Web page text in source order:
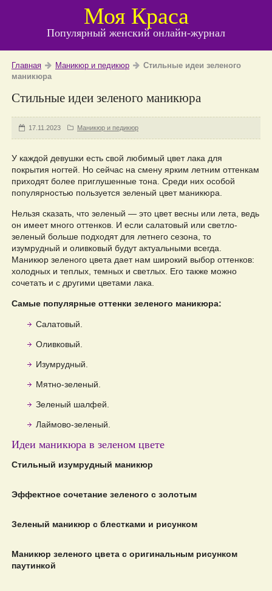
Моя Краса
Популярный женский онлайн-журнал
Главная Маникюр и педикюр
Стильные идеи зеленого
маникюра
Стильные идеи зеленого маникюра
17.11.2023 Маникюр и педикюр
У каждой девушки есть свой любимый цвет лака для
покрытия ногтей. Но сейчас на смену ярким летним оттенкам
приходят более приглушенные тона. Среди них особой
популярностью пользуется зеленый цвет маникюра.
Нельзя сказать, что зеленый — это цвет весны или лета, ведь
он имеет много оттенков. И если салатовый или светло-
зеленый больше подходят для летнего сезона, то
изумрудный и оливковый будут актуальными всегда.
Маникюр зеленого цвета дает нам широкий выбор оттенков:
холодных и теплых, темных и светлых. Его также можно
сочетать и с другими цветами лака.
Самые популярные оттенки зеленого маникюра:
Салатовый.
Оливковый.
Изумрудный.
Мятно-зеленый.
Зеленый шалфей.
Лаймово-зеленый.
Идеи маникюра в зеленом цвете
Стильный изумрудный маникюр
Эффектное сочетание зеленого с золотым
Зеленый маникюр с блестками и рисунком
Маникюр зеленого цвета с оригинальным рисунком
паутинкой